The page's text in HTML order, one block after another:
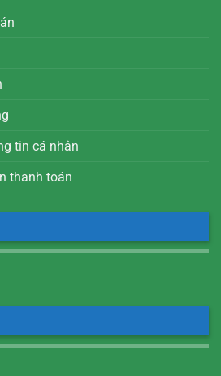
tin cá nhân
thanh toán